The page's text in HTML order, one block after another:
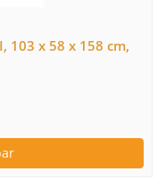
103 x 58 x 158 cm,